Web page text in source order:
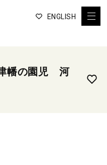
ENGLISH
幡の園児 河